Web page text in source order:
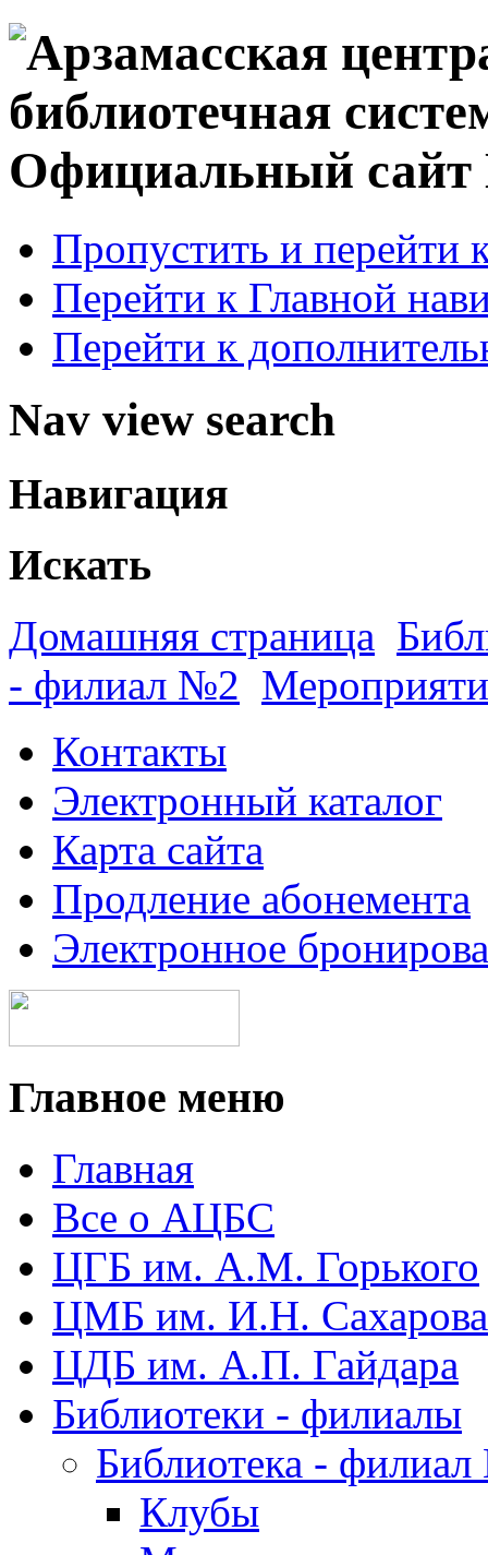
Официальный
Пропустить и перейти
Перейти к Главной
Перейти к
Nav view search
Навигация
Искать
Домашняя страница
- филиал №2
Контакты
Электронный каталог
Карта сайта
Продление абонемента
Электронное
Главное меню
Главная
Все о АЦБС
ЦГБ им. А.М. Горького
ЦМБ им. И.Н. Сахарова
ЦДБ им. А.П. Гайдара
Библиотеки - филиалы
Библиотека -
Клубы